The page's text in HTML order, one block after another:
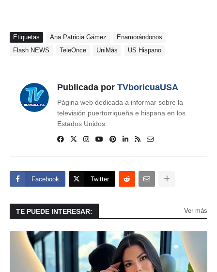
Etiquetas Ana Patricia Gámez
Enamorándonos
Flash NEWS
TeleOnce UniMás US Hispano
Publicada por TVboricuaUSA
Página web dedicada a informar sobre la
televisión puertorriqueña e hispana en los
Estados Unidos.
Facebook Twitter
TE PUEDE INTERESAR: Ver más